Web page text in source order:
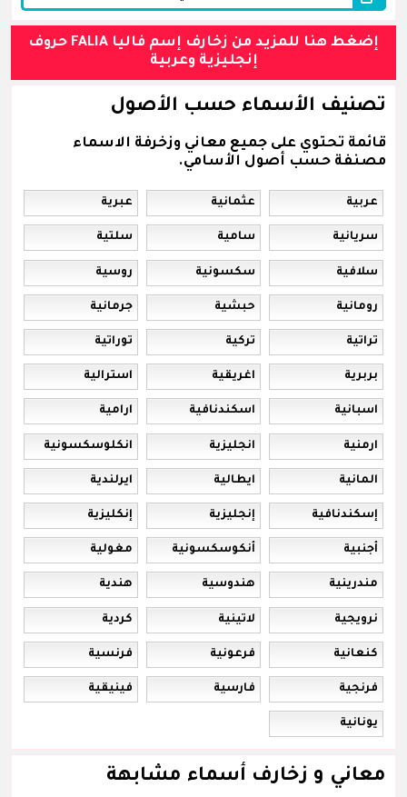
إضغط هنا للمزيد من زخارف إسم فاليا FALIA حروف
إنجليزية وعربية
تصنيف الأسماء حسب الأصول
قائمة تحتوي على جميع معاني وزخرفة الاسماء
مصنفة حسب أصول الأسامي.
عربية عثمانية عبرية
سريانية سامية سلتية
سلافية سكسونية روسية
رومانية حبشية جرمانية
تراتية تركية توراتية
بربرية اغريقية استرالية
اسبانية اسكندنافية ارامية
ارمنية انجليزية انكلوسكسونية
المانية ايطالية ايرلندية
إسكندنافية إنجليزية إنكليزية
أجنبية أنكوسكسونية مغولية
مندرينية هندوسية هندية
نرويجية لاتينية كردية
كنعانية فرعونية فرنسية
فرنجية فارسية فينيقية
يونانية
معاني و زخارف أسماء مشابهة